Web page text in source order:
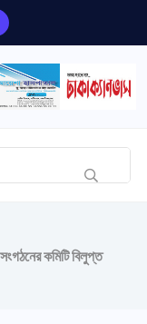
কমিটি বিলুপ্ত